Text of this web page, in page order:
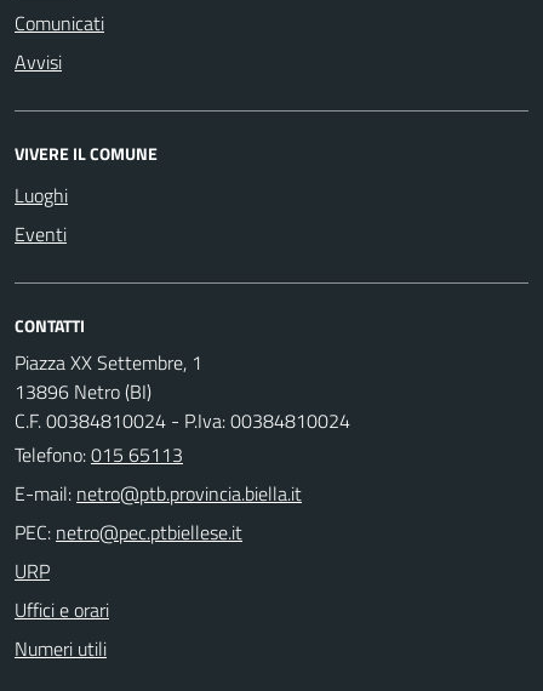
Comunicati
Avvisi
VIVERE IL COMUNE
Luoghi
Eventi
CONTATTI
Piazza XX Settembre, 1
13896 Netro (BI)
C.F. 00384810024 - P.Iva: 00384810024
Telefono:015 65113
E-mail:
PEC:
URP
Uffici e orari
Numeri utili